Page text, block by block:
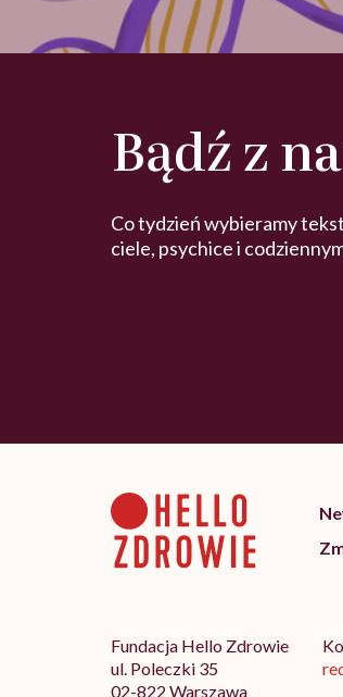
Bądź z
Co tydzień wybieramy
ciele, psychice i
Fundacja Hello Zdrowie
ul. Poleczki 35
02-822 Warszawa